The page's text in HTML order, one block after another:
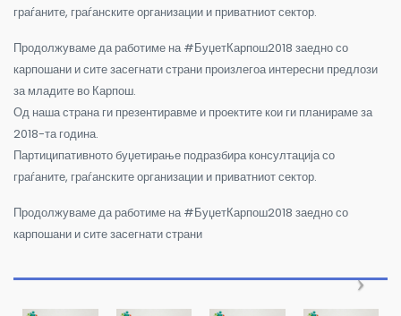
граѓаните, граѓанските организации и приватниот сектор.
Продолжуваме да работиме на #БуџетКарпош2018 заедно со
карпошани и сите засегнати страни произлегоа интересни предлози
за младите во Карпош.
Од наша страна ги презентиравме и проектите кои ги планираме за
2018-та година.
Партиципативното буџетирање подразбира консултација со
граѓаните, граѓанските организации и приватниот сектор.
Продолжуваме да работиме на #БуџетКарпош2018 заедно со
карпошани и сите засегнати страни